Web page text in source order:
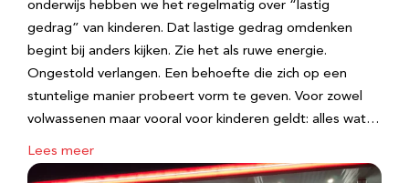
onderwijs hebben we het regelmatig over “lastig
gedrag” van kinderen. Dat lastige gedrag omdenken
begint bij anders kijken. Zie het als ruwe energie.
Ongestold verlangen. Een behoefte die zich op een
stuntelige manier probeert vorm te geven. Voor zowel
volwassenen maar vooral voor kinderen geldt: alles wat…
Lees meer